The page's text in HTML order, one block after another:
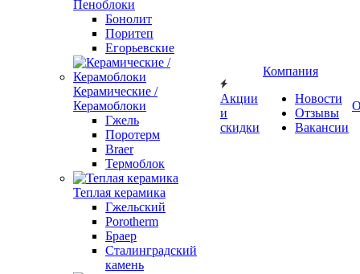
Пеноблоки
Бонолит
Поритеп
Егорьевские
Керамические /
Керамоблоки
Гжель
Поротерм
Braer
Термоблок
Теплая керамика
Гжельский
Porotherm
Браер
Сталинградский
камень
Акции
и
скидки
Компания
Новости
Отзывы
Вакансии